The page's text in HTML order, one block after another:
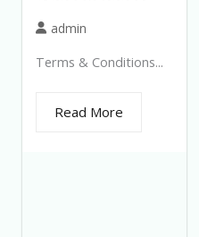
admin
Terms & Conditions...
Read More